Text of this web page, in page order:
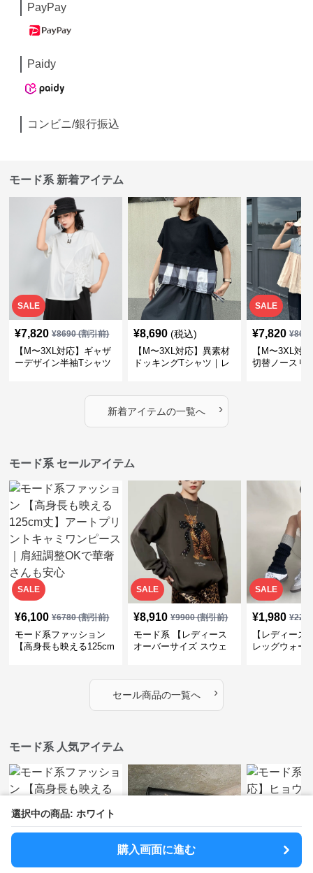
選択中の商品: ホワイト
購入画面に進む
PayPay
Paidy
コンビニ/銀行振込
モード系 新着アイテム
SALE
¥7,820 ¥8690(割引前)
【M〜3XL対応】ギャザ
ーデザイン半袖Tシャツ
¥8,690 (税込)
【M〜3XL対応】異素材
ドッキングTシャツ｜レ
カバー・大人モード
SALE
¥7,820 ¥
【M〜3XL対
切替ノースリ
新着アイテムの一覧へ ›
モード系 セールアイテム
SALE
¥6,100 ¥6780(割引前)
モード系ファッション
【高身長も映える125cm
OKで華奢さんも安心
SALE
¥8,910 ¥9900(割引前)
モード系 【レディース
オーバーサイズ スウェ
ったりモード
SALE
¥1,980 ¥
【レディース
レッグウォー
セール商品の一覧へ ›
モード系 人気アイテム